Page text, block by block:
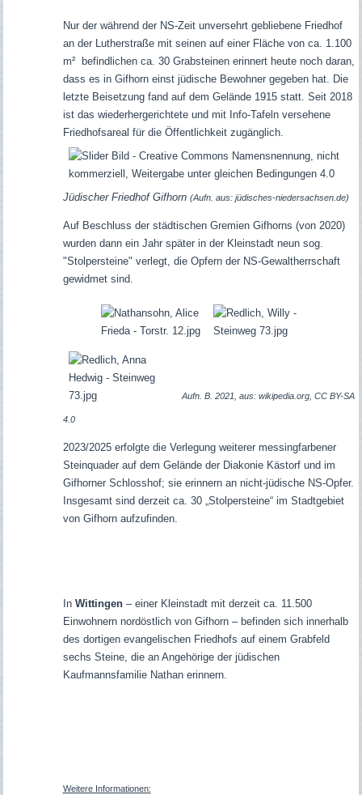
Nur der während der NS-Zeit unversehrt gebliebene Friedhof
an der Lutherstraße mit seinen auf einer Fläche von ca. 1.100
m² befindlichen ca. 30 Grabsteinen erinnert heute noch daran,
dass es in Gifhorn einst jüdische Bewohner gegeben hat. Die
letzte Beisetzung fand auf dem Gelände 1915 statt. Seit 2018
ist das wiederhergerichtete und mit Info-Tafeln versehene
Friedhofsareal für die Öffentlichkeit zugänglich.
Jüdischer Friedhof Gifhorn (Aufn. aus: jüdisches-niedersachsen.de)
Auf Beschluss der städtischen Gremien Gifhorns (von 2020)
wurden dann ein Jahr später in der Kleinstadt neun sog.
"Stolpersteine" verlegt, die Opfern der NS-Gewaltherrschaft
gewidmet sind.
Aufn. B. 2021, aus: wikipedia.org, CC BY-SA
4.0
2023/2025 erfolgte die Verlegung weiterer messingfarbener
Steinquader auf dem Gelände der Diakonie Kästorf und im
Gifhorner Schlosshof; sie erinnern an nicht-jüdische NS-Opfer.
Insgesamt sind derzeit ca. 30 „Stolpersteine“ im Stadtgebiet
von Gifhorn aufzufinden.
In Wittingen – einer Kleinstadt mit derzeit ca. 11.500
Einwohnern nordöstlich von Gifhorn – befinden sich innerhalb
des dortigen evangelischen Friedhofs auf einem Grabfeld
sechs Steine, die an Angehörige der jüdischen
Kaufmannsfamilie Nathan erinnern.
Weitere Informationen: